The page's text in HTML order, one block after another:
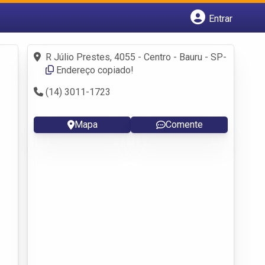
Entrar
Fazer login
Criar conta
R Júlio Prestes, 4055 - Centro - Bauru - SP-
Endereço copiado!
(14) 3011-1723
Mapa Comente